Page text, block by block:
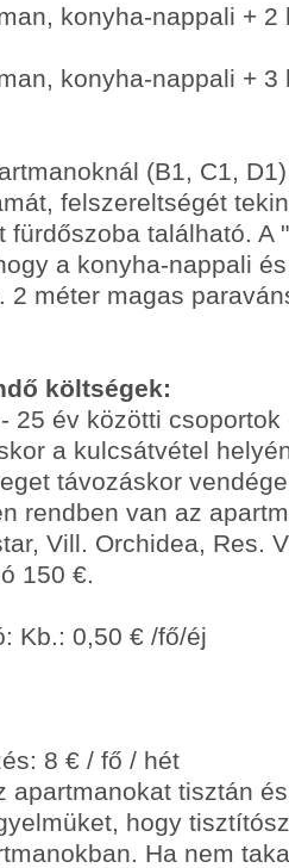
konyha-nappali + 2
konyha-nappali + 3
(B1, C1,
felszereltségét
fürdőszoba található. A
a konyha-nappali
2 méter magas
költségek:
25 év közötti
a kulcsátvétel
távozáskor
rendben van az
Vill. Orchidea, Res.
150 €.
Kb.: 0,50 € /fő/éj
8 € / fő / hét
apartmanokat tisztán
hogy
Ha nem